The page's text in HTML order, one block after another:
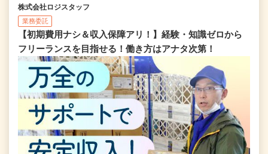
株式会社ロジスタッフ
業務委託
【初期費用ナシ＆収入保障アリ！】経験・知識ゼロから
フリーランスを目指せる！働き方はアナタ次第！